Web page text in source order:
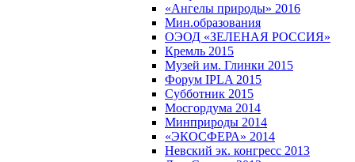
«Ангелы природы» 2016
Мин.образования
ОЭОД «ЗЕЛЕНАЯ РОССИЯ»
Кремль 2015
Музей им. Глинки 2015
Форум IPLA 2015
Субботник 2015
Мосгордума 2014
Минприроды 2014
«ЭКОСФЕРА» 2014
Невский эк. конгресс 2013